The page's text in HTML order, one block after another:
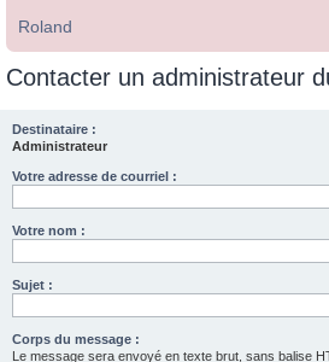
Roland
Contacter un administrateur
Destinataire :
Administrateur
Votre adresse de courriel :
Votre nom :
Sujet :
Corps du message :
Le message sera envoyé en texte brut, sans balise